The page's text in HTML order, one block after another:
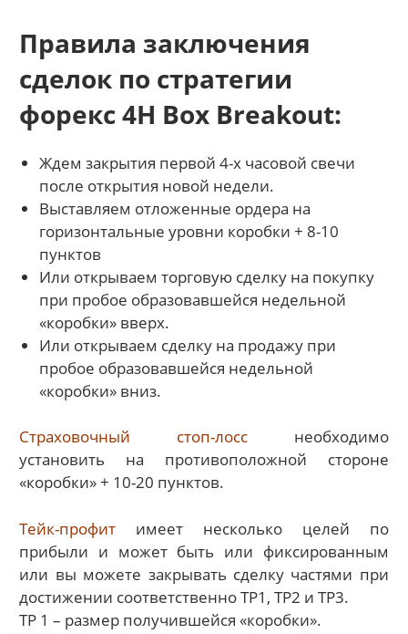
Правила заключения
сделок по стратегии
форекс 4H Box Breakout:
Ждем закрытия первой 4-х часовой свечи
после открытия новой недели.
Выставляем отложенные ордера на
горизонтальные уровни коробки + 8-10
пунктов
Или открываем торговую сделку на покупку
при пробое образовавшейся недельной
«коробки» вверх.
Или открываем сделку на продажу при
пробое образовавшейся недельной
«коробки» вниз.
Страховочный стоп-лосс необходимо
установить на противоположной стороне
«коробки» + 10-20 пунктов.
Тейк-профит имеет несколько целей по
прибыли и может быть или фиксированным
или вы можете закрывать сделку частями при
достижении соответственно ТР1, ТР2 и ТР3.
ТР 1 – размер получившейся «коробки».